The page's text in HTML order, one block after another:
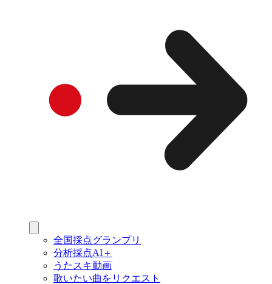
全国採点グランプリ
分析採点AI＋
うたスキ動画
歌いたい曲をリクエスト